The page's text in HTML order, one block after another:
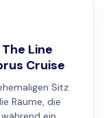
Line
Cruise
Sitz
Räume, die